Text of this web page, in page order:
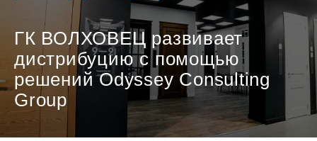
ГК ВОЛХОВЕЦ развивает
дистрибуцию с помощью
решений Odyssey Consulting
Group